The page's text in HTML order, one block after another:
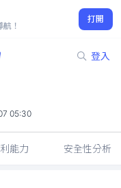
！
打開
登入
05:30
能力 安全性分析